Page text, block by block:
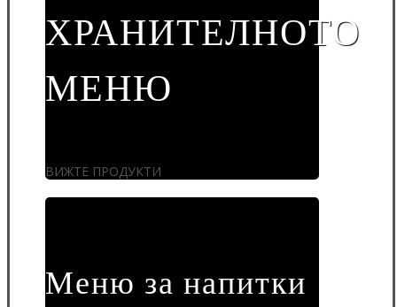
ХРАНИТЕЛНОТО
МЕНЮ
ВИЖТЕ ПРОДУКТИ
Меню за напитки